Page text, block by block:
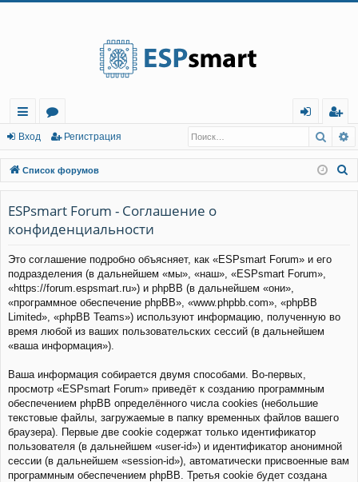
с
ы
лк
и
о
ру
м
ы
д
г
ис
тр
Вход Регистрация
Список форумов
ESPsmart Forum - Соглашение о
конфиденциальности
Это соглашение подробно объясняет, как «ESPsmart Forum» и его
подразделения (в дальнейшем «мы», «наш», «ESPsmart Forum»,
«https://forum.espsmart.ru») и phpBB (в дальнейшем «они»,
«программное обеспечение phpBB», «www.phpbb.com», «phpBB
Limited», «phpBB Teams») используют информацию, полученную во
время любой из ваших пользовательских сессий (в дальнейшем
«ваша информация»).
Ваша информация собирается двумя способами. Во-первых,
просмотр «ESPsmart Forum» приведёт к созданию программным
обеспечением phpBB определённого числа cookies (небольшие
текстовые файлы, загружаемые в папку временных файлов вашего
браузера). Первые две cookie содержат только идентификатор
пользователя (в дальнейшем «user-id») и идентификатор анонимной
сессии (в дальнейшем «session-id»), автоматически присвоенные вам
программным обеспечением phpBB. Третья cookie будет создана